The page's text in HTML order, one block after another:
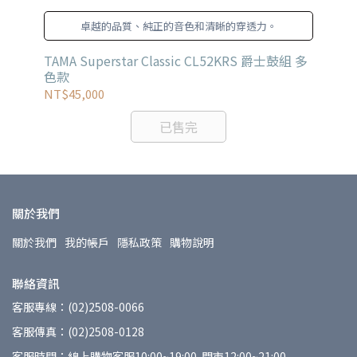
卓越的品質、純正的音色和清晰的穿透力。
TAMA Superstar Classic CL52KRS 爵士鼓組 多
色款
NT$45,000
已售完
關於我們
關於我們 我的帳戶 隱私政策 購物說明
聯絡資訊
客服專線：(02)2508-0066
客服傳真：(02)2508-0128